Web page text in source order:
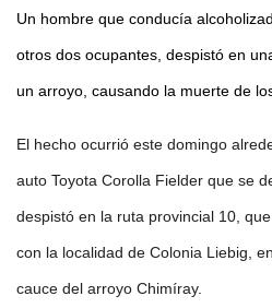
Un hombre que conducía
otros dos ocupantes, despistó en
un arroyo, causando la muerte de
El hecho ocurrió este domingo
auto Toyota Corolla Fielder que se
despistó en la ruta provincial 10,
con la localidad de Colonia Liebig,
cauce del arroyo Chimíray.